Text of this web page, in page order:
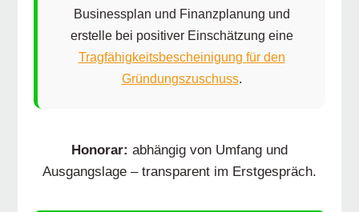
Businessplan und Finanzplanung und
erstelle bei positiver Einschätzung eine
Tragfähigkeitsbescheinigung für den
Gründungszuschuss.
Honorar: abhängig von Umfang und
Ausgangslage – transparent im Erstgespräch.